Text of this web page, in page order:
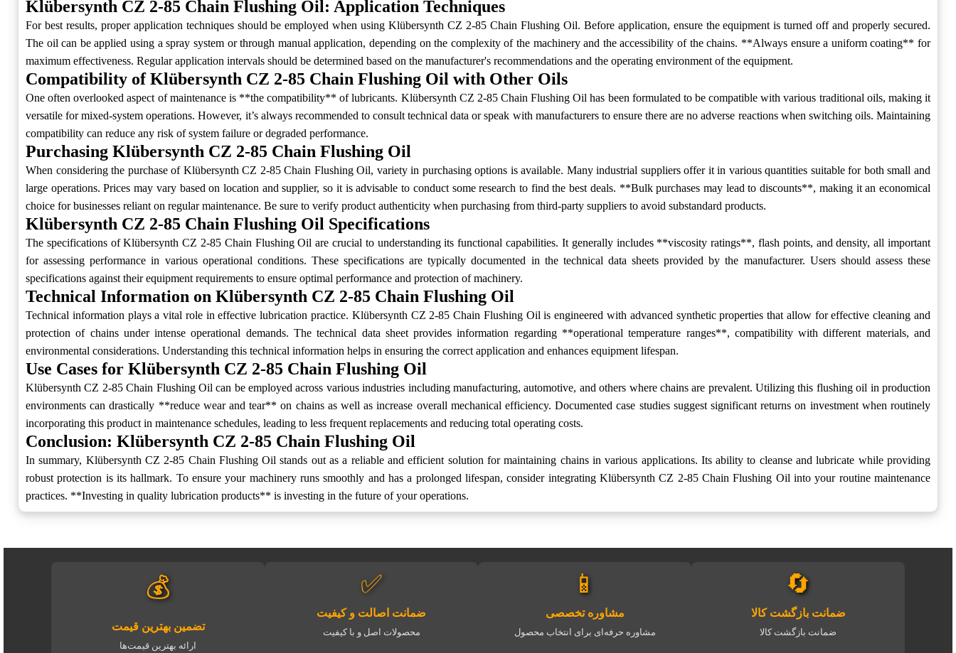
Klübersynth CZ 2-85 Chain Flushing Oil: Application Techniques
For best results, proper application techniques should be employed when using Klübersynth CZ 2-85 Chain Flushing Oil. Before application, ensure the equipment is turned off and properly secured.
The oil can be applied using a spray system or through manual application, depending on the complexity of the machinery and the accessibility of the chains. **Always ensure a uniform coating** for
maximum effectiveness. Regular application intervals should be determined based on the manufacturer's recommendations and the operating environment of the equipment.
Compatibility of Klübersynth CZ 2-85 Chain Flushing Oil with Other Oils
One often overlooked aspect of maintenance is **the compatibility** of lubricants. Klübersynth CZ 2-85 Chain Flushing Oil has been formulated to be compatible with various traditional oils, making it
versatile for mixed-system operations. However, it’s always recommended to consult technical data or speak with manufacturers to ensure there are no adverse reactions when switching oils. Maintaining
compatibility can reduce any risk of system failure or degraded performance.
Purchasing Klübersynth CZ 2-85 Chain Flushing Oil
When considering the purchase of Klübersynth CZ 2-85 Chain Flushing Oil, variety in purchasing options is available. Many industrial suppliers offer it in various quantities suitable for both small and
large operations. Prices may vary based on location and supplier, so it is advisable to conduct some research to find the best deals. **Bulk purchases may lead to discounts**, making it an economical
choice for businesses reliant on regular maintenance. Be sure to verify product authenticity when purchasing from third-party suppliers to avoid substandard products.
Klübersynth CZ 2-85 Chain Flushing Oil Specifications
The specifications of Klübersynth CZ 2-85 Chain Flushing Oil are crucial to understanding its functional capabilities. It generally includes **viscosity ratings**, flash points, and density, all important
for assessing performance in various operational conditions. These specifications are typically documented in the technical data sheets provided by the manufacturer. Users should assess these
specifications against their equipment requirements to ensure optimal performance and protection of machinery.
Technical Information on Klübersynth CZ 2-85 Chain Flushing Oil
Technical information plays a vital role in effective lubrication practice. Klübersynth CZ 2-85 Chain Flushing Oil is engineered with advanced synthetic properties that allow for effective cleaning and
protection of chains under intense operational demands. The technical data sheet provides information regarding **operational temperature ranges**, compatibility with different materials, and
environmental considerations. Understanding this technical information helps in ensuring the correct application and enhances equipment lifespan.
Use Cases for Klübersynth CZ 2-85 Chain Flushing Oil
Klübersynth CZ 2-85 Chain Flushing Oil can be employed across various industries including manufacturing, automotive, and others where chains are prevalent. Utilizing this flushing oil in production
environments can drastically **reduce wear and tear** on chains as well as increase overall mechanical efficiency. Documented case studies suggest significant returns on investment when routinely
incorporating this product in maintenance schedules, leading to less frequent replacements and reducing total operating costs.
Conclusion: Klübersynth CZ 2-85 Chain Flushing Oil
In summary, Klübersynth CZ 2-85 Chain Flushing Oil stands out as a reliable and efficient solution for maintaining chains in various applications. Its ability to cleanse and lubricate while providing
robust protection is its hallmark. To ensure your machinery runs smoothly and has a prolonged lifespan, consider integrating Klübersynth CZ 2-85 Chain Flushing Oil into your routine maintenance
practices. **Investing in quality lubrication products** is investing in the future of your operations.
🔄
ضمانت بازگشت کالا
ضمانت بازگشت کالا
📱
مشاوره تخصصی
مشاوره حرفه‌ای برای انتخاب محصول
✅
ضمانت اصالت و کیفیت
محصولات اصل و با کیفیت
💰
تضمین بهترین قیمت
ارائه بهترین قیمت‌ها